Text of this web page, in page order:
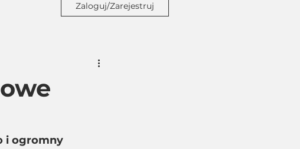
Zaloguj/Zarejestruj
i ogromny